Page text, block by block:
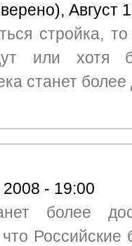
Август
стройка,
или хотя
станет
2008 - 19:00
более
Российские